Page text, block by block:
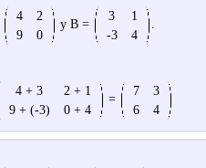
4
2
9
0
y B =
3
1
-3
4
4 + 3
2 + 1
9 + (-3)
0 + 4
=
7
3
6
4